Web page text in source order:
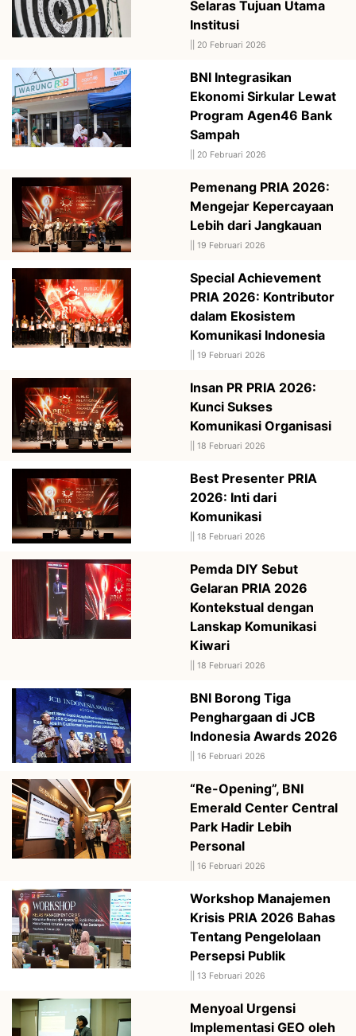
Selaras Tujuan Utama
Institusi
20 Februari 2026
BNI Integrasikan
Ekonomi Sirkular Lewat
Program Agen46 Bank
Sampah
20 Februari 2026
Pemenang PRIA 2026:
Mengejar Kepercayaan
Lebih dari Jangkauan
19 Februari 2026
Special Achievement
PRIA 2026: Kontributor
dalam Ekosistem
Komunikasi Indonesia
19 Februari 2026
Insan PR PRIA 2026:
Kunci Sukses
Komunikasi Organisasi
18 Februari 2026
Best Presenter PRIA
2026: Inti dari
Komunikasi
18 Februari 2026
Pemda DIY Sebut
Gelaran PRIA 2026
Kontekstual dengan
Lanskap Komunikasi
Kiwari
18 Februari 2026
BNI Borong Tiga
Penghargaan di JCB
Indonesia Awards 2026
16 Februari 2026
“Re-Opening”, BNI
Emerald Center Central
Park Hadir Lebih
Personal
16 Februari 2026
Workshop Manajemen
Krisis PRIA 2026 Bahas
Tentang Pengelolaan
Persepsi Publik
13 Februari 2026
Menyoal Urgensi
Implementasi GEO oleh